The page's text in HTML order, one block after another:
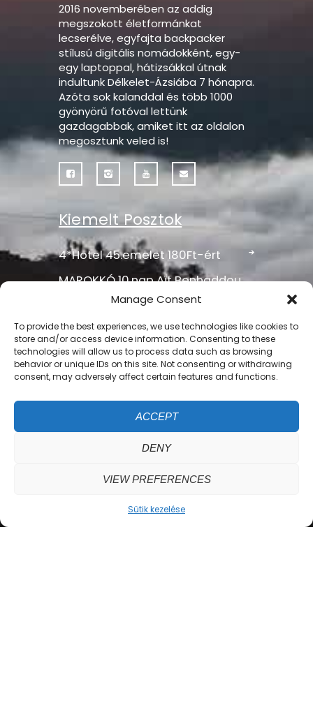
Manage Consent
To provide the best experiences, we use technologies like cookies to
store and/or access device information. Consenting to these
technologies will allow us to process data such as browsing
behavior or unique IDs on this site. Not consenting or withdrawing
consent, may adversely affect certain features and functions.
ACCEPT
DENY
VIEW PREFERENCES
Sütik kezelése
2016 novemberében az addig
megszokott életformánkat
lecserélve, egyfajta backpacker
stílusú digitális nomádokként, egy-
egy laptoppal, hátizsákkal útnak
indultunk Délkelet-Ázsiába 7 hónapra.
Azóta sok kalanddal és több 1000
gyönyörű fotóval lettünk
gazdagabbak, amiket itt az oldalon
megosztunk veled is!
Kiemelt Posztok
4*Hotel 45.emelet 180Ft-ért
MAROKKÓ 10.nap Aït Benhaddou,
a Világörökség része
Ta Prohm, a “Tomb Raider
templom”
Vipassana meditáció
elvonulás
Újra fillérekből 4* hotelben
Dél-Lombok tengerpartjai